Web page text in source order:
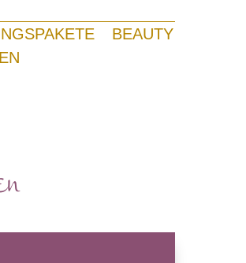
BEAUTY